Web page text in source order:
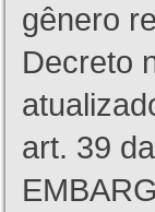
gênero
Decreto
art. 39